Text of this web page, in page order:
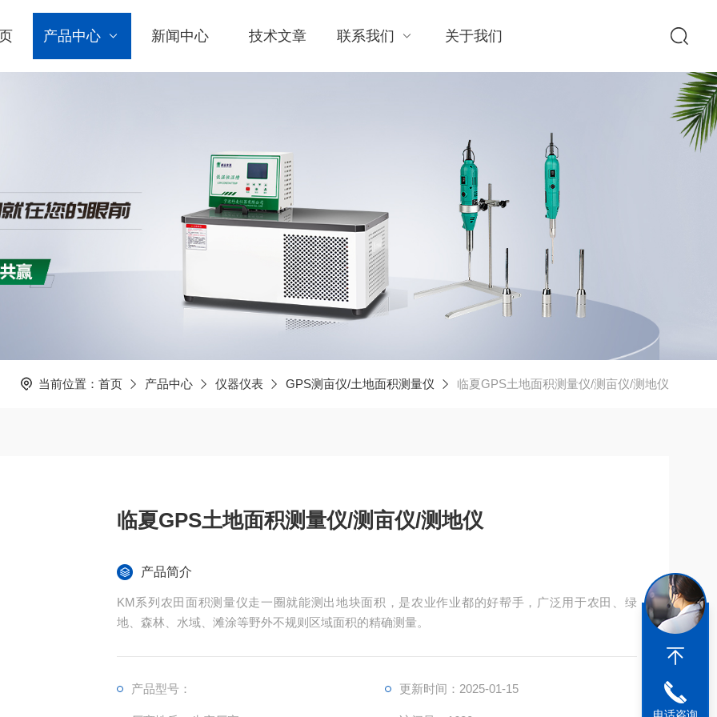
产品中心 新闻中心 技术文章 联系我们 关于我们
当前位置： 首页 产品中心 仪器仪表 GPS测亩仪/土地面积测量仪 临夏GPS土地面积测量仪/测亩仪/测地仪
临夏GPS土地面积测量仪/测亩仪/测地仪
产品简介
KM系列农田面积测量仪走一圈就能测出地块面积，是农业作业都的好帮手，广泛用于农田、绿
地、森林、水域、滩涂等野外不规则区域面积的精确测量。
产品型号： 更新时间：2025-01-15
电话咨询